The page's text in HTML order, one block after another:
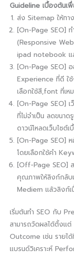
Guideline เบื้องต้นเ
ส่ง Sitemap ให้ทา
[On-Page SEO] ท
(Responsive
ipad notebook
[On-Page SEO]
Experience ที่ดี ใ
เลือกใช้สี,font ที่เหม
[On-Page SEO]
ที่ไม่จำเป็น ลดขนาด
ดาวน์โหลดเว็บไซต์
[On-Page SEO]
โดยเลือกใช้คำ
[Off-Page SEO]
คุณภาพให้ลิงก์กลับม
Mediem แล้วลิงก์เ
เริ่มต้นทำ SEO กับ
สามารถวัดผลได้ตั้งแ
Outcome เช่น รายไ
แบรนด์วิเคราะห์